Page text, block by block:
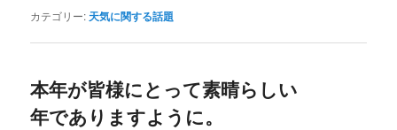
カテゴリー: 天気に関する話題
本年が皆様にとって素晴らしい
年でありますように。